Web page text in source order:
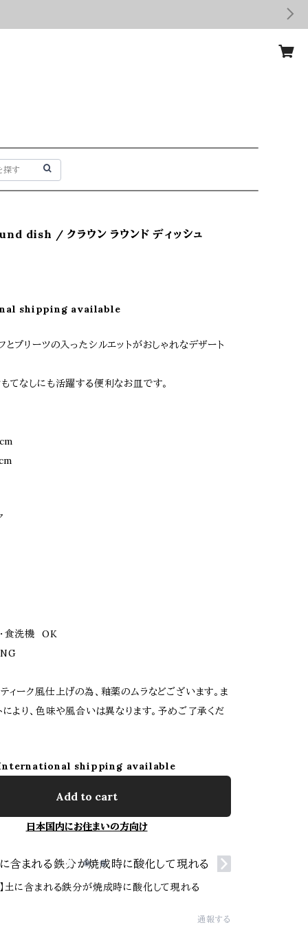
dish / クラウン ラウンド ディッシュ
shipping available
とプリーツの入ったシルエットがおしゃれなデザート
てなしにも活躍する便利なお皿です。
食洗機 OK
ィーク風仕上げの為、釉薬のムラなどございます。ま
により、色味や風合いは異なります。予めご了承くだ
shipping available
Add to cart
日本国内にお住まいの方向け
土に含まれる鉄分が焼成時に酸化して現れる
通報する